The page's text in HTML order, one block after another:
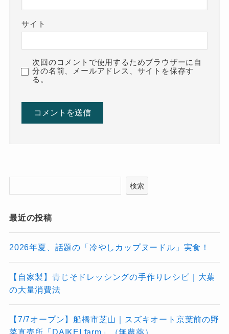
サイト
次回のコメントで使用するためブラウザーに自
分の名前、メールアドレス、サイトを保存す
る。
検索
最近の投稿
2026年夏、話題の「冷やしカップヌードル」実食！
【自家製】青じそドレッシングの手作りレシピ｜大葉
の大量消費法
【7/7オープン】船橋市芝山｜スズキオート京葉前の野
菜直売所「DAIKEI farm」（無農薬）